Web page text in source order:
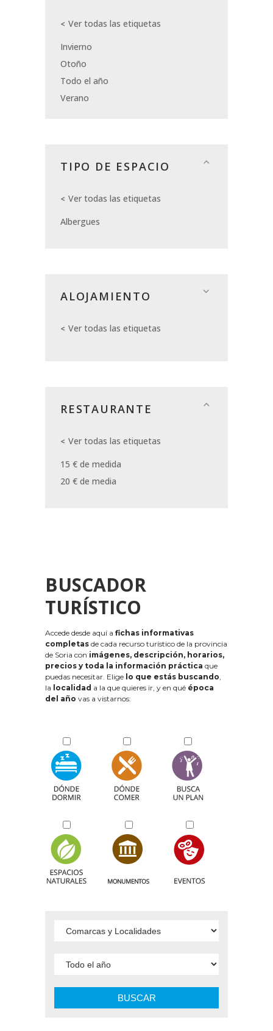
Ver todas las etiquetas
Invierno
Otoño
Todo el año
Verano
TIPO DE ESPACIO
Ver todas las etiquetas
Albergues
ALOJAMIENTO
Ver todas las etiquetas
RESTAURANTE
Ver todas las etiquetas
15 € de medida
20 € de media
BUSCADOR
TURÍSTICO
Accede desde aquí a fichas informativas
completas de cada recurso turístico de la provincia
de Soria con imágenes, descripción, horarios,
precios y toda la información práctica que
puedas necesitar. Elige lo que estás buscando,
la localidad a la que quieres ir, y en qué época
del año vas a vistarnos:
BUSCAR